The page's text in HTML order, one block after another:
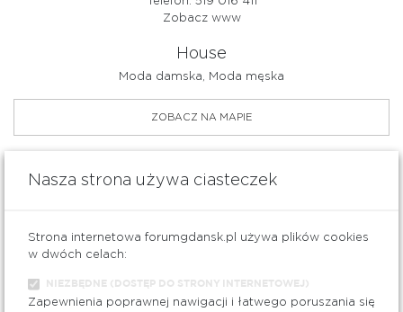
Zobacz www
House
Moda damska, Moda męska
ZOBACZ NA MAPIE
poziom
Telefon: 530 887 600
Nasza strona używa ciasteczek
Strona internetowa forumgdansk.pl używa plików cookies
w dwóch celach:
NIEZBĘDNE (DOSTĘP DO STRONY INTERNETOWEJ)
Zapewnienia poprawnej nawigacji i łatwego poruszania się